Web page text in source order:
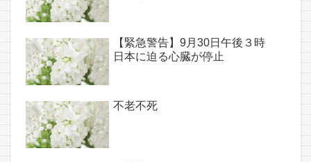
【緊急警告】9月30日午後３時
日本に迫る心臓が停止
不老不死